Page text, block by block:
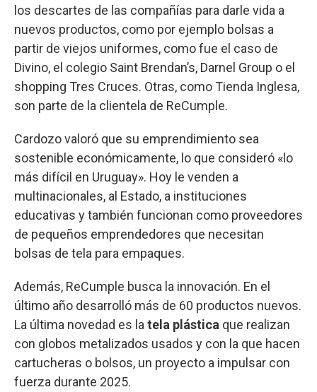
los descartes de las compañías para darle vida a
nuevos productos, como por ejemplo bolsas a
partir de viejos uniformes, como fue el caso de
Divino, el colegio Saint Brendan’s, Darnel Group o el
shopping Tres Cruces. Otras, como Tienda Inglesa,
son parte de la clientela de ReCumple.
Cardozo valoró que su emprendimiento sea
sostenible económicamente, lo que consideró «lo
más difícil en Uruguay». Hoy le venden a
multinacionales, al Estado, a instituciones
educativas y también funcionan como proveedores
de pequeños emprendedores que necesitan
bolsas de tela para empaques.
Además, ReCumple busca la innovación. En el
último año desarrolló más de 60 productos nuevos.
La última novedad es latela plástica que realizan
con globos metalizados usados y con la que hacen
cartucheras o bolsos, un proyecto a impulsar con
fuerza durante 2025.